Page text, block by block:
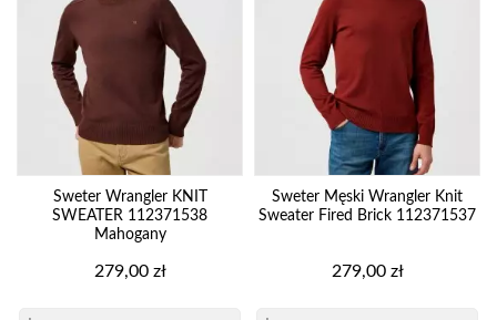
Sweter Wrangler KNIT
SWEATER 112371538
Mahogany
Cena
279,00 zł
Sweter Męski Wrangler Knit
Sweater Fired Brick 112371537
Cena
279,00 zł